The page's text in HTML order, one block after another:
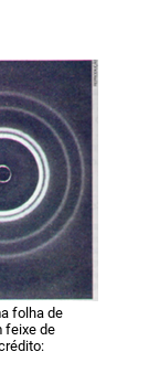
folha de
feixe de